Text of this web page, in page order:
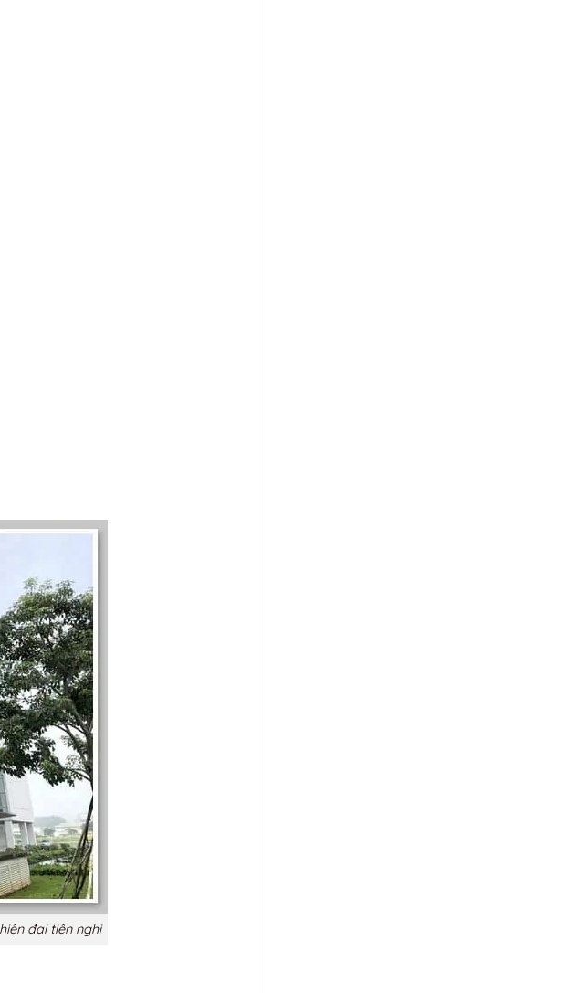
đại tiện nghi